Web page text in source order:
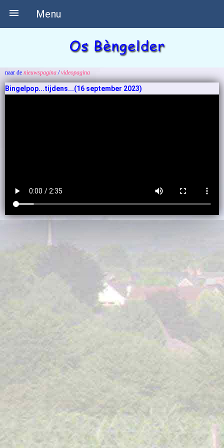
Menu

naar de nieuwspagina/videopagina
Bingelpop...tijdens...(16 september 2023)